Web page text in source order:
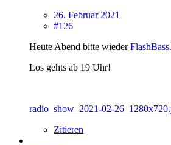
26. Februar 2021
#126
Heute Abend bitte wieder
Los gehts ab 19 Uhr!
radio_show_2021-02-
Zitieren